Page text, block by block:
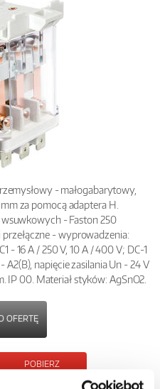
- małogabarytowy,
za pomocą adaptera H.
wsuwkowych - Faston 250
- wyprowadzenia:
- 16 A / 250 V, 10 A / 400 V; DC-1
A2(B), napięcie zasilania Un - 24 V
IP 00. Materiał styków: AgSnO2.
OFERTĘ
POBIERZ